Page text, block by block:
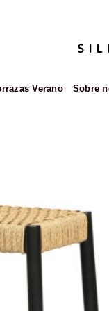
Verano Sobre